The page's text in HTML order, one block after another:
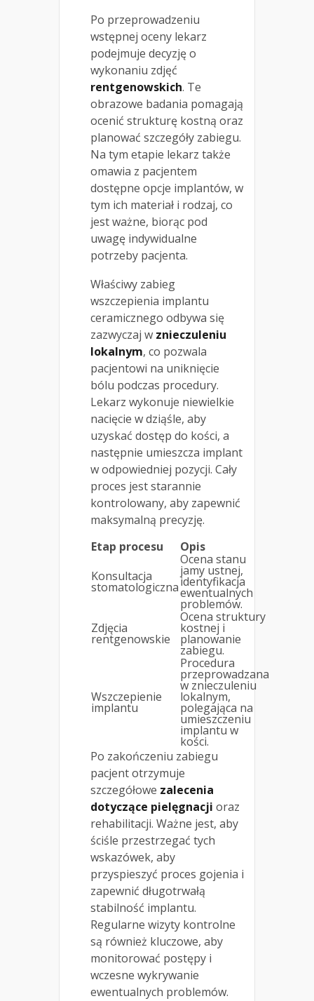
Po przeprowadzeniu
wstępnej oceny lekarz
podejmuje decyzję o
wykonaniu zdjęć
rentgenowskich. Te
obrazowe badania pomagają
ocenić strukturę kostną oraz
planować szczegóły zabiegu.
Na tym etapie lekarz także
omawia z pacjentem
dostępne opcje implantów, w
tym ich materiał i rodzaj, co
jest ważne, biorąc pod
uwagę indywidualne
potrzeby pacjenta.
Właściwy zabieg
wszczepienia implantu
ceramicznego odbywa się
zazwyczaj w znieczuleniu
lokalnym, co pozwala
pacjentowi na uniknięcie
bólu podczas procedury.
Lekarz wykonuje niewielkie
nacięcie w dziąśle, aby
uzyskać dostęp do kości, a
następnie umieszcza implant
w odpowiedniej pozycji. Cały
proces jest starannie
kontrolowany, aby zapewnić
maksymalną precyzję.
Etap procesu
Opis
Konsultacja
stomatologiczna
Ocena stanu
jamy ustnej,
identyfikacja
ewentualnych
problemów.
Zdjęcia
rentgenowskie
Ocena struktury
kostnej i
planowanie
zabiegu.
Wszczepienie
implantu
Procedura
przeprowadzana
w znieczuleniu
lokalnym,
polegająca na
umieszczeniu
implantu w
kości.
Po zakończeniu zabiegu
pacjent otrzymuje
szczegółowe zalecenia
dotyczące pielęgnacji oraz
rehabilitacji. Ważne jest, aby
ściśle przestrzegać tych
wskazówek, aby
przyspieszyć proces gojenia i
zapewnić długotrwałą
stabilność implantu.
Regularne wizyty kontrolne
są również kluczowe, aby
monitorować postępy i
wczesne wykrywanie
ewentualnych problemów.